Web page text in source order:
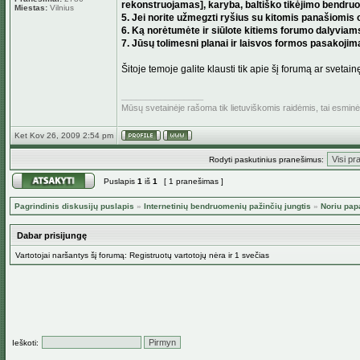
Miestas: Vilnius
rekonstruojamas], karyba, baltiško tikėjimo
5. Jei norite užmegzti ryšius su kitomis
6. Ką norėtumėte ir siūlote kitiems forumo
7. Jūsų tolimesni planai ir laisvos formos
Šitoje temoje galite klausti tik apie šį forumą ar
Mūsų svetainėje rašoma tik lietuviškomis raidėmis, tai
Ket Kov 26, 2009 2:54 pm
Rodyti paskutinius pranešimus:
Puslapis 1 iš 1 [ 1 pranešimas ]
Pagrindinis diskusijų puslapis » Internetinių bendruomenių pažinčių jungtis » Noriu
Dabar prisijungę
Vartotojai naršantys šį forumą: Registruotų vartotojų nėra ir 1 svečias
Ieškoti: